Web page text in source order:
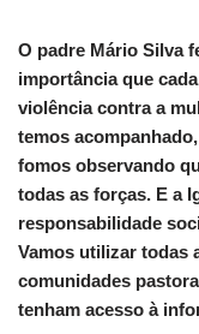
O padre Mário Silva
importância que
violência contra a
temos
fomos observando
todas as forças. E a
responsabilidade
Vamos utilizar todas
comunidades
tenham acesso à